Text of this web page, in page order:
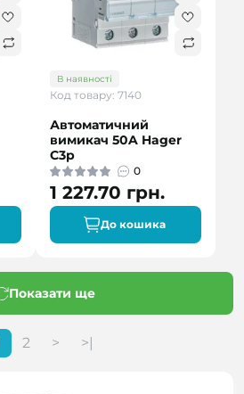
В наявності
Код товару: 7140
Автоматичний
вимикач 50A Hager
C3p
0
1 227.70 грн.
До кошика
Показати ще
2 > >|